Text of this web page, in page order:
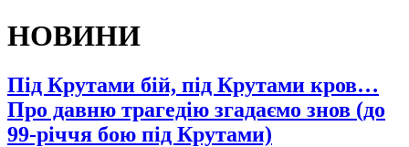
НОВИНИ
Під Крутами бій, під Крутами кров…
Про давню трагедію згадаємо знов (до
99-річчя бою під Крутами)